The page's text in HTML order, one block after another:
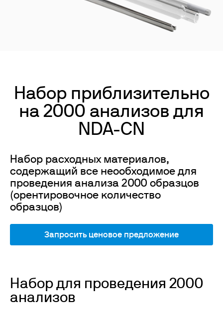
Набор приблизительно
на 2000 анализов для
NDA-CN
Набор расходных материалов,
содержащий все неообходимое для
проведения анализа 2000 образцов
(орентировочное количество
образцов)
Запросить ценовое предложение
Набор для проведения 2000
анализов